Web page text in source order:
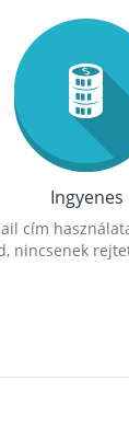
Ingyenes
cím
nincsenek